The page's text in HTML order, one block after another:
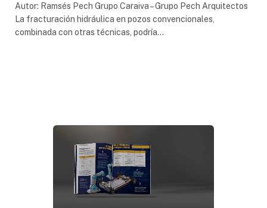
Autor: Ramsés Pech Grupo Caraiva – Grupo Pech Arquitectos
La fracturación hidráulica en pozos convencionales,
combinada con otras técnicas, podría…